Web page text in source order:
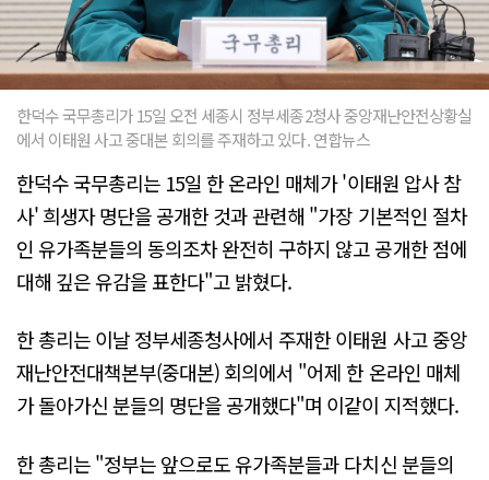
한덕수 국무총리가 15일 오전 세종시 정부세종2청사 중앙재난안전상황실
에서 이태원 사고 중대본 회의를 주재하고 있다. 연합뉴스
한덕수 국무총리는 15일 한 온라인 매체가 '이태원 압사 참
사' 희생자 명단을 공개한 것과 관련해 "가장 기본적인 절차
인 유가족분들의 동의조차 완전히 구하지 않고 공개한 점에
대해 깊은 유감을 표한다"고 밝혔다.
한 총리는 이날 정부세종청사에서 주재한 이태원 사고 중앙
재난안전대책본부(중대본) 회의에서 "어제 한 온라인 매체
가 돌아가신 분들의 명단을 공개했다"며 이같이 지적했다.
한 총리는 "정부는 앞으로도 유가족분들과 다치신 분들의